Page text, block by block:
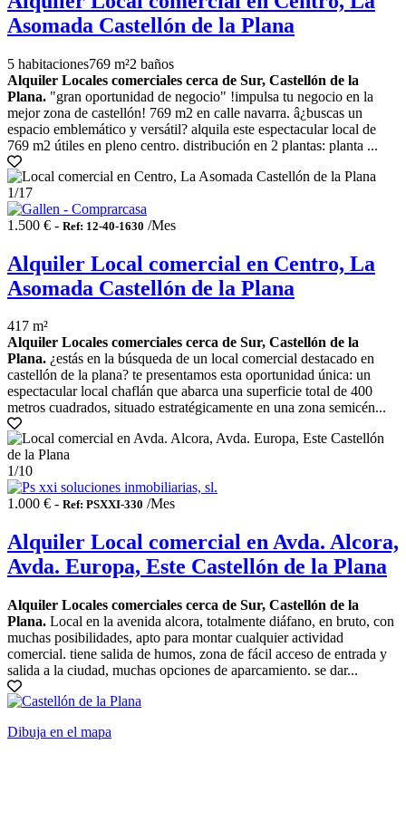
Asomada Castellón de la Plana
5 habitaciones769 m²2 baños
Alquiler Locales comerciales cerca de Sur, Castellón de la
Plana. "gran oportunidad de negocio" !impulsa tu negocio en la
mejor zona de castellón! 769 m2 en calle navarra. â¿buscas un
espacio emblemático y versátil? alquila este espectacular local de
769 m2 útiles en pleno centro. distribución en 2 plantas: planta ...
1/17
1.500 € - Ref: 12-40-1630 /Mes
Alquiler Local comercial en Centro, La
Asomada Castellón de la Plana
417 m²
Alquiler Locales comerciales cerca de Sur, Castellón de la
Plana. ¿estás en la búsqueda de un local comercial destacado en
castellón de la plana? te presentamos esta oportunidad única: un
espectacular local chaflán que abarca una superficie total de 400
metros cuadrados, situado estratégicamente en una zona semicén...
1/10
1.000 € - Ref: PSXXI-330 /Mes
Alquiler Local comercial en Avda. Alcora,
Avda. Europa, Este Castellón de la Plana
Alquiler Locales comerciales cerca de Sur, Castellón de la
Plana. Local en la avenida alcora, totalmente diáfano, en bruto, con
muchas posibilidades, apto para montar cualquier actividad
comercial. tiene salida de humos, zona de fácil acceso de entrada y
salida a la ciudad, muchas opciones de aparcamiento. se dar...
Dibuja en el mapa